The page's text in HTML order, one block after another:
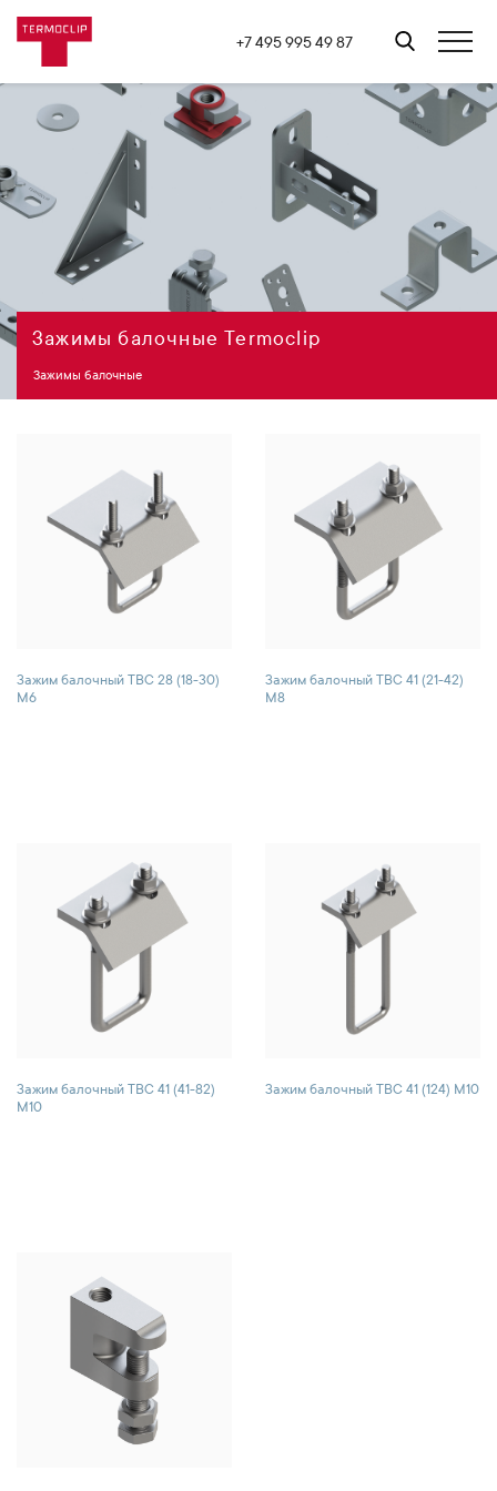
+7 495 995 49 87
Зажимы балочные Termoclip
Зажимы балочные
Зажим балочный TBC 28 (18-30)
M6
Зажим балочный TBC 41 (21-42)
М8
Зажим балочный TBC 41 (41-82)
М10
Зажим балочный TBC 41 (124) М10